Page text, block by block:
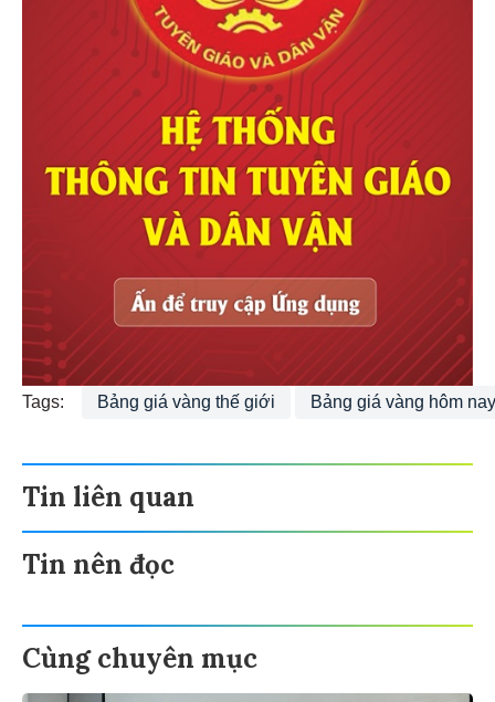
Tags: Bảng giá vàng thế giới Bảng giá vàng hôm nay
Tin liên quan
Tin nên đọc
Cùng chuyên mục